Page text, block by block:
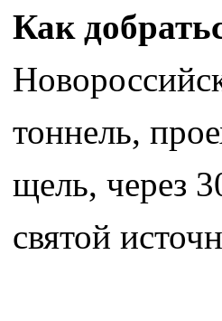
Как
тоннель,
щель, через
святой